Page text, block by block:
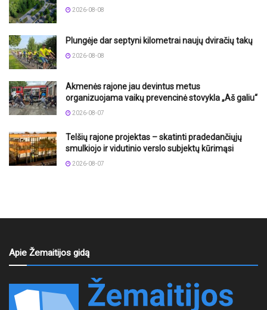
2026-08-08
Plungėje dar septyni kilometrai naujų dviračių takų
2026-08-08
Akmenės rajone jau devintus metus
organizuojama vaikų prevencinė stovykla „Aš galiu“
2026-08-07
Telšių rajone projektas – skatinti pradedančiųjų
smulkiojo ir vidutinio verslo subjektų kūrimąsi
2026-08-07
Apie Žemaitijos gidą